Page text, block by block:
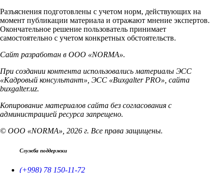
Разъяснения подготовлены с учетом норм, действующих на
момент публикации материала и отражают мнение экспертов.
Окончательное решение пользователь принимает
самостоятельно с учетом конкретных обстоятельств.
Сайт разработан в ООО «NORMA».
При создании контента использовались материалы ЭСС
«Кадровый консультант», ЭСС «Buxgalter PRO», сайта
buxgalter.uz.
Копирование материалов сайта без согласования с
администрацией ресурса запрещено.
© ООО «NORMA», 2026 г. Все права защищены.
Служба поддержки
(+998) 78 150-11-72